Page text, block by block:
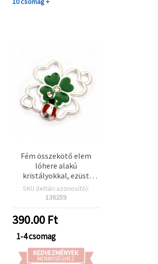
Fém összekötő elem
lóhere alakú
kristályokkal, ezüst
színű, 21x16x2 mm, furat:
2 mm – 5 db
SKU (leltári azonosító):
136259
390.00Ft
1-4 csomag
KEDVEZMÉNYEK
MENNYISÉGHEZ